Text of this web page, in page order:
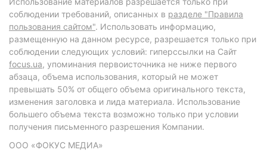
соблюдении требований, описанных в разделе "Правила
пользования сайтом". Использовать информацию,
размещенную на данном ресурсе, разрешается только при
соблюдении следующих условий: гиперссылки на Сайт
focus.ua, упоминания первоисточника не ниже первого
абзаца, объема использования, который не может
превышать 50% от общего объема оригинального текста,
изменения заголовка и лида материала. Использование
большего объема текста возможно только при условии
получения письменного разрешения Компании.
ООО «ФОКУС МЕДИА»